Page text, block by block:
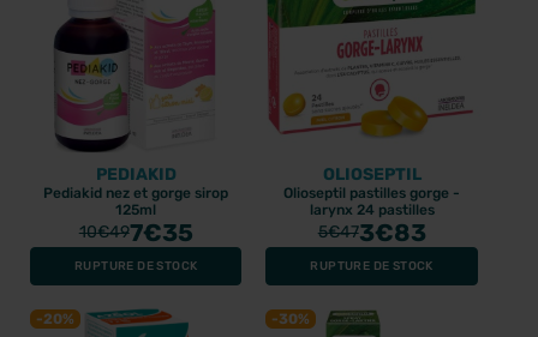
PEDIAKID
Pediakid nez et gorge sirop
125ml
10€497€35
RUPTURE DE STOCK
OLIOSEPTIL
Olioseptil pastilles gorge -
larynx 24 pastilles
5€473€83
RUPTURE DE STOCK
-20% -30%